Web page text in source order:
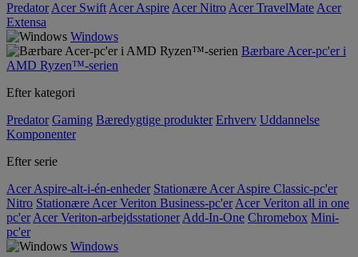
Predator Acer Swift Acer Aspire Acer Nitro Acer TravelMate Acer
Extensa
Windows
Bærbare Acer-pc'er i
AMD Ryzen™-serien
Efter kategori
Predator Gaming Bæredygtige produkter Erhverv Uddannelse
Komponenter
Efter serie
Acer Aspire-alt-i-én-enheder Stationære Acer Aspire Classic-pc'er
Nitro Stationære Acer Veriton Business-pc'er Acer Veriton all in one
pc'er Acer Veriton-arbejdsstationer Add-In-One Chromebox Mini-
pc'er
Windows